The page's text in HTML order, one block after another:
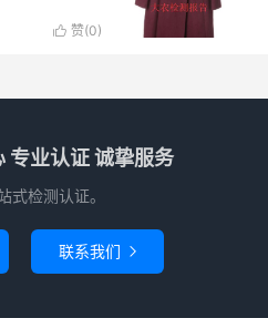
 赞(0)
专业认证 诚挚服务
式检测认证。
联系我们 